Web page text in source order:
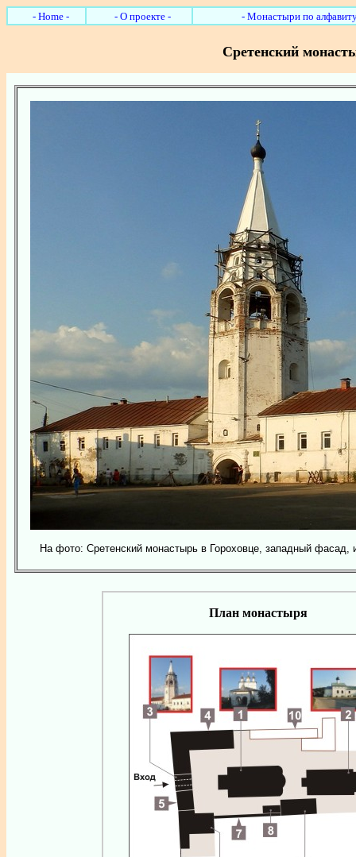
- Home - - О проекте - - Монастыри по
Сретенский
На фото: Сретенский монастырь в Гороховце, западный
План монастыря